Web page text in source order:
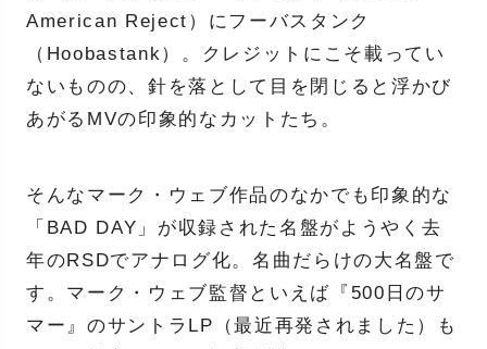
American Reject）にフーバスタンク
（Hoobastank）。クレジットにこそ載ってい
ないものの、針を落として目を閉じると浮かび
あがるMVの印象的なカットたち。
そんなマーク・ウェブ作品のなかでも印象的な
「BAD DAY」が収録された名盤がようやく去
年のRSDでアナログ化。名曲だらけの大名盤で
す。マーク・ウェブ監督といえば『500日のサ
マー』のサントラLP（最近再発されました）も